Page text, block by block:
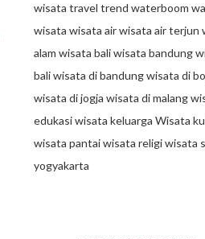
wisata travel trend waterboom
wisata wisata air wisata air terjun
alam wisata bali wisata bandung
bali wisata di bandung wisata di
wisata di jogja wisata di malang
edukasi wisata keluarga Wisata
wisata pantai wisata religi wisata
yogyakarta